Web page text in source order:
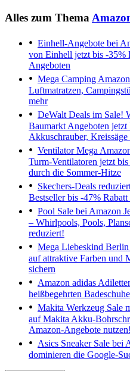
Alles zum Thema
Einhell-Angebote bei
von Einhell jetzt bis -35%
Angeboten
Mega Camping
Luftmatratzen,
mehr
DeWalt Deals im Sale!
Baumarkt Angeboten
Akkuschrauber, Kreissäge
Ventilator Mega
Turm-Ventilatoren jetzt
durch die Sommer-Hitze
Skechers-Deals
Bestseller bis -47%
Pool Sale bei Amazon
– Whirlpools, Pools,
reduziert!
Mega Liebeskind Berlin
auf attraktive Farben und
sichern
Amazon adidas
heißbegehrten
Makita Werkzeug Sale
auf Makita Akku-
Amazon-Angebote nutzen!
Asics Sneaker Sale bei
dominieren die Google-